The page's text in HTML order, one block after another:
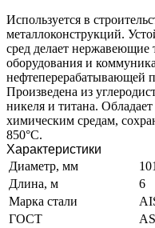
Используется в
металлоконструкций.
сред делает
оборудования и
нефтеперерабатывающей
Произведена из
никеля и титана.
химическим средам,
850°C.
Характеристики
Диаметр, мм
Длина, м
6
Марка стали
ГОСТ